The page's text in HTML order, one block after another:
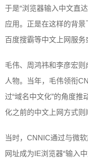
于是“浏览器输入中文直
应用。正是在这样的背
百度搜霸等中文上网服务
毛伟、周鸿祎和李彦宏
人物。当年，毛伟领衔
过“域名中文化”的角度
化之前的中文上网方式则
当时，CNNIC通过与微
网址成为IE浏览器“输入